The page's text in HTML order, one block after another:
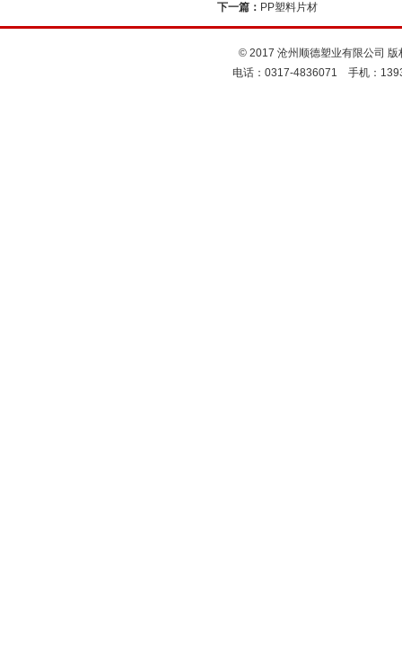
下一篇： PP塑料片材
© 2017 沧州顺德塑业有限公司 版
电话：0317-4836071 手机：